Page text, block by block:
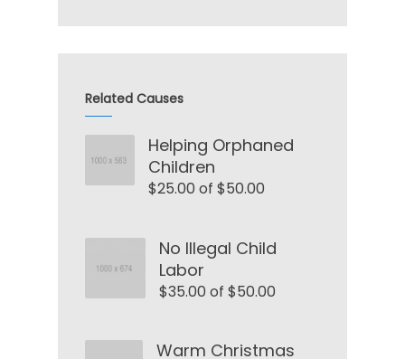
Related Causes
Helping Orphaned
Children
$25.00 of $50.00
No Illegal Child
Labor
$35.00 of $50.00
Warm Christmas